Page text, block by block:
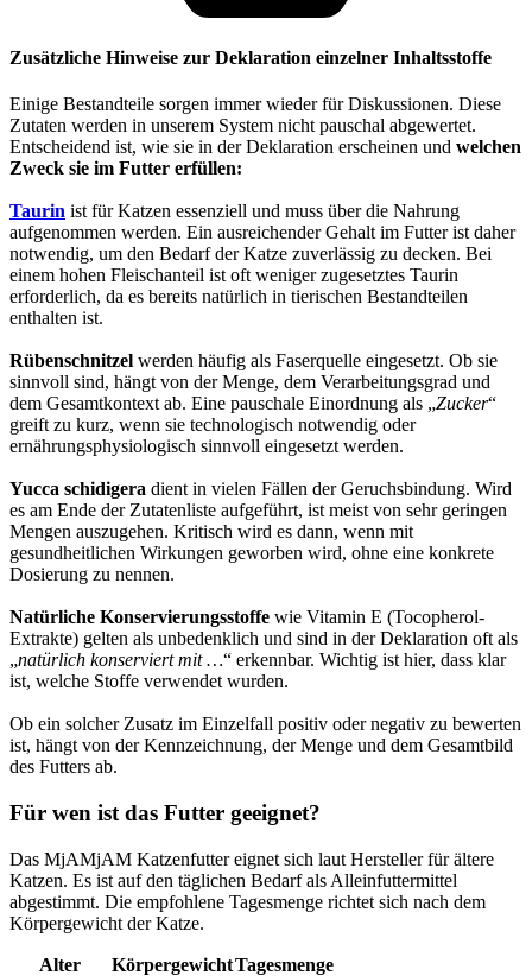
Zusätzliche Hinweise zur Deklaration einzelner Inhaltsstoffe
Einige Bestandteile sorgen immer wieder für Diskussionen. Diese
Zutaten werden in unserem System nicht pauschal abgewertet.
Entscheidend ist, wie sie in der Deklaration erscheinen und welchen
Zweck sie im Futter erfüllen:
Taurin ist für Katzen essenziell und muss über die Nahrung
aufgenommen werden. Ein ausreichender Gehalt im Futter ist daher
notwendig, um den Bedarf der Katze zuverlässig zu decken. Bei
einem hohen Fleischanteil ist oft weniger zugesetztes Taurin
erforderlich, da es bereits natürlich in tierischen Bestandteilen
enthalten ist.
Rübenschnitzel werden häufig als Faserquelle eingesetzt. Ob sie
sinnvoll sind, hängt von der Menge, dem Verarbeitungsgrad und
dem Gesamtkontext ab. Eine pauschale Einordnung als „Zucker“
greift zu kurz, wenn sie technologisch notwendig oder
ernährungsphysiologisch sinnvoll eingesetzt werden.
Yucca schidigera dient in vielen Fällen der Geruchsbindung. Wird
es am Ende der Zutatenliste aufgeführt, ist meist von sehr geringen
Mengen auszugehen. Kritisch wird es dann, wenn mit
gesundheitlichen Wirkungen geworben wird, ohne eine konkrete
Dosierung zu nennen.
Natürliche Konservierungsstoffe wie Vitamin E (Tocopherol-
Extrakte) gelten als unbedenklich und sind in der Deklaration oft als
„natürlich konserviert mit …“ erkennbar. Wichtig ist hier, dass klar
ist, welche Stoffe verwendet wurden.
Ob ein solcher Zusatz im Einzelfall positiv oder negativ zu bewerten
ist, hängt von der Kennzeichnung, der Menge und dem Gesamtbild
des Futters ab.
Für wen ist das Futter geeignet?
Das MjAMjAM Katzenfutter eignet sich laut Hersteller für ältere
Katzen. Es ist auf den täglichen Bedarf als Alleinfuttermittel
abgestimmt. Die empfohlene Tagesmenge richtet sich nach dem
Körpergewicht der Katze.
Alter KörpergewichtTagesmenge